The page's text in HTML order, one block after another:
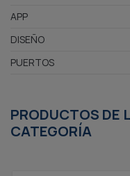
APP
DISEÑO
PUERTOS
PRODUCTOS DE
CATEGORÍA